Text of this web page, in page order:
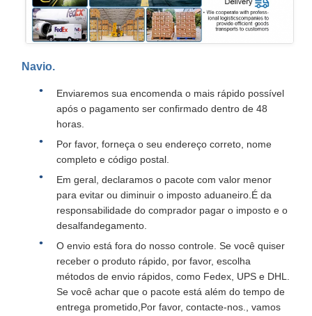
Navio.
Enviaremos sua encomenda o mais rápido possível
após o pagamento ser confirmado dentro de 48
horas.
Por favor, forneça o seu endereço correto, nome
completo e código postal.
Em geral, declaramos o pacote com valor menor
para evitar ou diminuir o imposto aduaneiro.É da
responsabilidade do comprador pagar o imposto e o
desalfandegamento.
O envio está fora do nosso controle. Se você quiser
receber o produto rápido, por favor, escolha
métodos de envio rápidos, como Fedex, UPS e DHL.
Se você achar que o pacote está além do tempo de
entrega prometido,Por favor, contacte-nos., vamos